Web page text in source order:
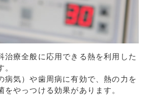
治療全般に応用できる熱を利用した
病気）や歯周病に有効で、熱の力を
をやっつける効果があります。